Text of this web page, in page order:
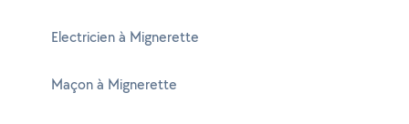
Electricien à Mignerette
Maçon à Mignerette